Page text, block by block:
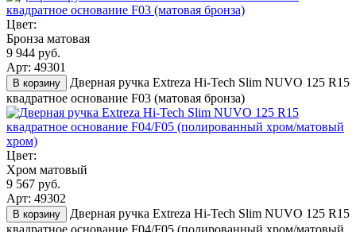
Цвет:
Бронза матовая
9 944 руб.
Арт: 49301
В корзину
Дверная ручка Extreza Hi-Tech Slim NUVO 125 R15
квадратное основание F03 (матовая бронза)
Цвет:
Хром матовый
9 567 руб.
Арт: 49302
В корзину
Дверная ручка Extreza Hi-Tech Slim NUVO 125 R15
квадратное основание F04/F05 (полированный хром/матовый